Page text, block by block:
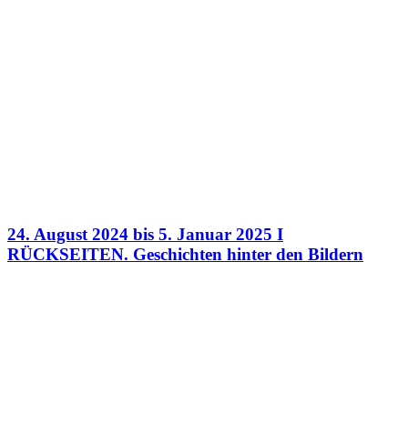
24. August 2024 bis 5. Januar 2025 I
RÜCKSEITEN. Geschichten hinter den Bildern